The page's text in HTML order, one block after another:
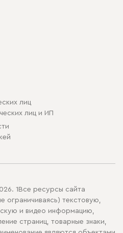
лиц
лиц и ИП
1Все ресурсы сайта
ограничиваясь) текстовую,
и видео информацию,
страниц, товарные знаки,